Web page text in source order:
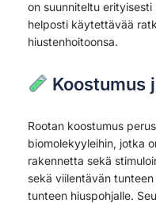
on suunniteltu
helposti käytettävää
hiustenhoitoonsa.
Koostumus
Rootan koostumus
biomolekyyleihin, jotka
rakennetta sekä
sekä viilentävän
tunteen hiuspohjalle.